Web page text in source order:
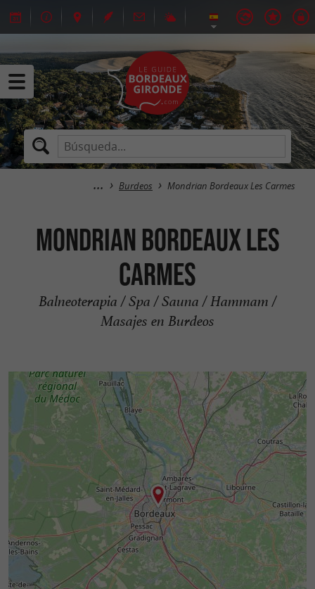
Burdeos Mondrian Bordeaux Les Carmes
Mondrian Bordeaux Les
Carmes
Balneoterapia / Spa / Sauna / Hammam /
Masajes en Burdeos